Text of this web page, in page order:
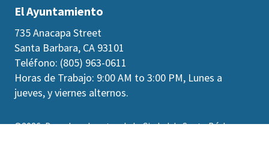
El Ayuntamiento
735 Anacapa Street
Santa Barbara, CA 93101
Teléfono: (805) 963-0611
Horas de Trabajo: 9:00 AM to 3:00 PM, Lunes a
jueves, y viernes alternos.
©2026 Derechos de autor de la Ciudad de Santa Bárbara